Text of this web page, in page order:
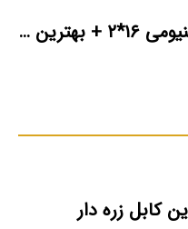
قیمت کابل آلومینیومی ۱۶*۲ + بهترین برند بازار + اطلاعات فنی
کابل زره دار